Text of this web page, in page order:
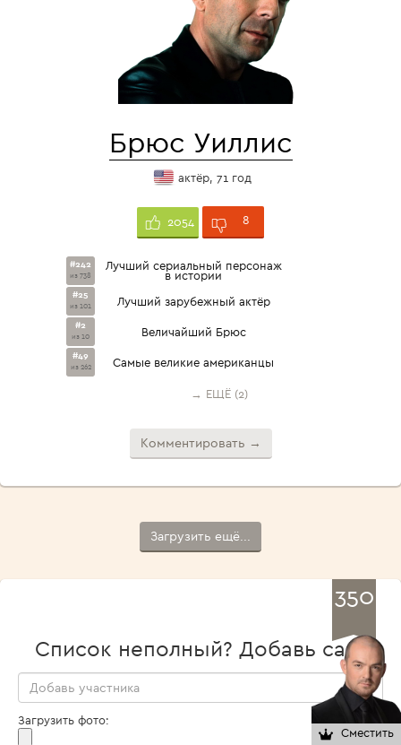
Брюс Уиллис
актёр, 71 год
2054 8
#242
из 738
Лучший сериальный персонаж
в истории
#25
из 101 Лучший зарубежный актёр
#2
из 10 Величайший Брюс
#49
из 262 Самые великие американцы
→ ЕЩЁ (2)
Комментировать →
Загрузить ещё...
350
Список неполный? Добавь сам!
Загрузить фото:
Сместить